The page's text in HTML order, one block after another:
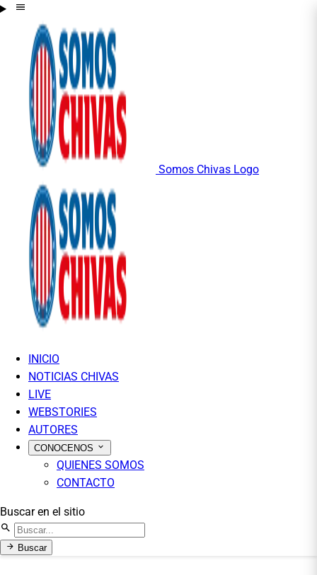
Somos Chivas Logo
INICIO
NOTICIAS CHIVAS
LIVE
WEBSTORIES
AUTORES
CONOCENOS
QUIENES SOMOS
CONTACTO
Buscar en el sitio
Buscar